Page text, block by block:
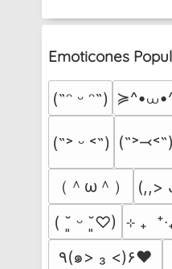
Emoticones
(˶ᵔ ᵕ ᵔ˶)
(˶˃ ᵕ ˂˶) (˶˃⤙˂˶)
（＾ω＾） (,,>
( ˘͈ ᵕ ˘͈♡) ⊹ ₊
٩(๑> ₃ <)۶♥